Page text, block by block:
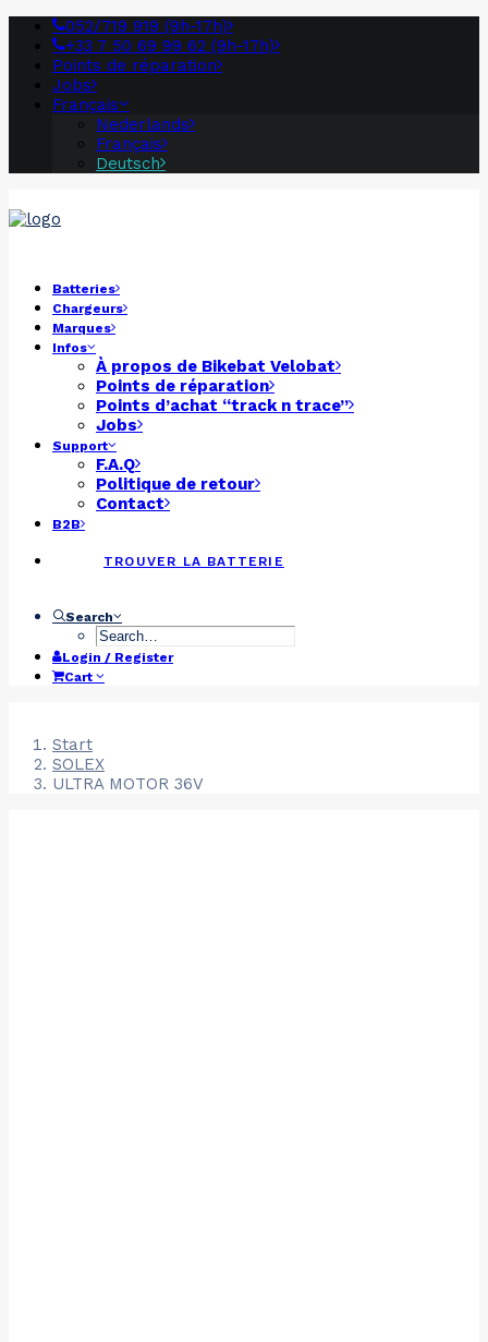
052/719 919 (9h-17h)
+33 7 50 69 99 62 (9h-17h)
Points de réparation
Jobs
Français
Nederlands
Français
Deutsch
Batteries
Chargeurs
Marques
Infos
À propos de Bikebat Velobat
Points de réparation
Points d’achat “track n trace”
Jobs
Support
F.A.Q
Politique de retour
Contact
B2B
TROUVER LA BATTERIE
Search
Login / Register
Cart
Start
SOLEX
ULTRA MOTOR 36V